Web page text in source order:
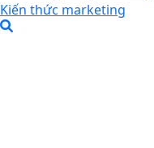
Kiến thức marketing